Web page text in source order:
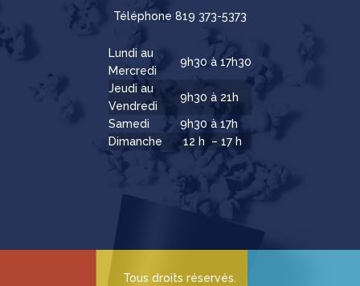
Téléphone 819 373-5373
Lundi au
Mercredi
9h30 à 17h30
Jeudi au
Vendredi
9h30 à 21h
Samedi
9h30 à 17h
Dimanche
12 h – 17 h
Tous droits réservés.